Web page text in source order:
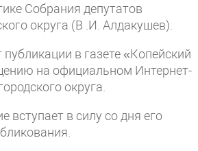
Собрания депутатов
округа (В .И. Алдакушев).
в газете «Копейский
на официальном Интернет-
округа.
вступает в силу со дня его